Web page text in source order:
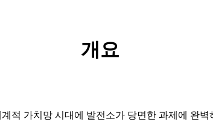
투어
개요
적 가치망 시대에 발전소가 당면한 과제에 완